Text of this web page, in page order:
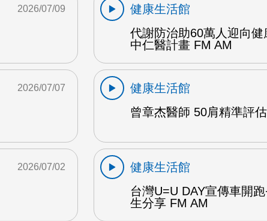
2026/07/09
健康生活館
代謝防治助60萬人迎向
中仁醫計畫 FM AM
2026/07/07
健康生活館
曾章杰醫師 50肩精準評
2026/07/02
健康生活館
台灣U=U DAY宣傳車開
生分享 FM AM